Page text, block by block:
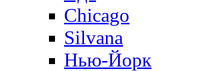
Chicago
Silvana
Нью-Йорк